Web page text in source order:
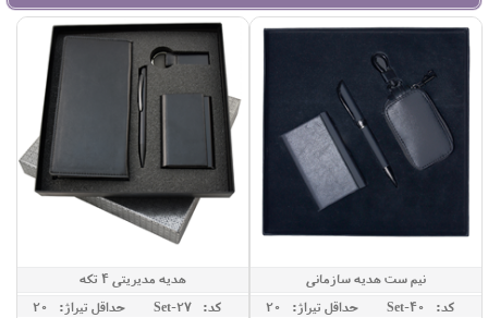
نیم ست هدیه سازمانی
کد: Set-40
حداقل تيراژ: 20
هدیه مدیریتی 4 تکه
کد: Set-27
حداقل تيراژ: 20